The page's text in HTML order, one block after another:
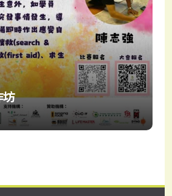
次介紹一個工作坊！ 今年有三個工作